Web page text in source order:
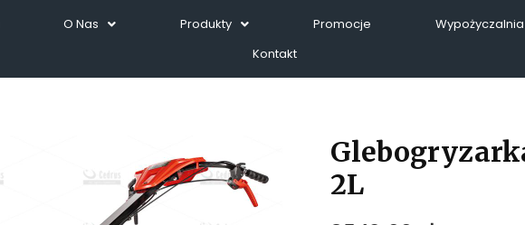
O Nas Produkty Promocje Wypożyczalnia
Kontakt
2L